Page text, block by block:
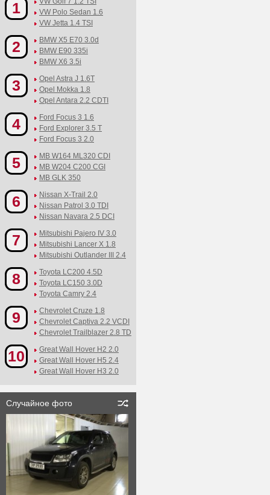
1
VW Polo Sedan 1.6
VW Jetta 1.4 TSI
2
BMW X5 E70 3.0d
BMW E90 335i
BMW X6 3.5i
3
Opel Astra J 1.6T
Opel Mokka 1.8
Opel Antara 2.2 CDTI
4
Ford Focus 3 1.6
Ford Explorer 3.5 T
Ford Focus 3 2.0
5
MB W164 ML320 CDI
MB W204 C200 CGI
MB GLK 350
6
Nissan X-Trail 2.0
Nissan Patrol 3.0 TDI
Nissan Navara 2.5 DCI
7
Mitsubishi Pajero IV 3.0
Mitsubishi Lancer X 1.8
Mitsubishi Outlander III 2.4
8
Toyota LC200 4.5D
Toyota LC150 3.0D
Toyota Camry 2.4
9
Chevrolet Cruze 1.8
Chevrolet Captiva 2.2 VCDI
Chevrolet Trailblazer 2.8 TD
10
Great Wall Hover H2 2.0
Great Wall Hover H5 2.4
Great Wall Hover H3 2.0
Случайное фото